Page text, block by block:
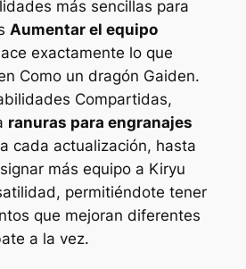
más sencillas para
Aumentar el equipo
exactamente lo que
Como un dragón Gaiden.
Compartidas,
ranuras para engranajes
cada actualización, hasta
más equipo a Kiryu
permitiéndote tener
que mejoran diferentes
a la vez.